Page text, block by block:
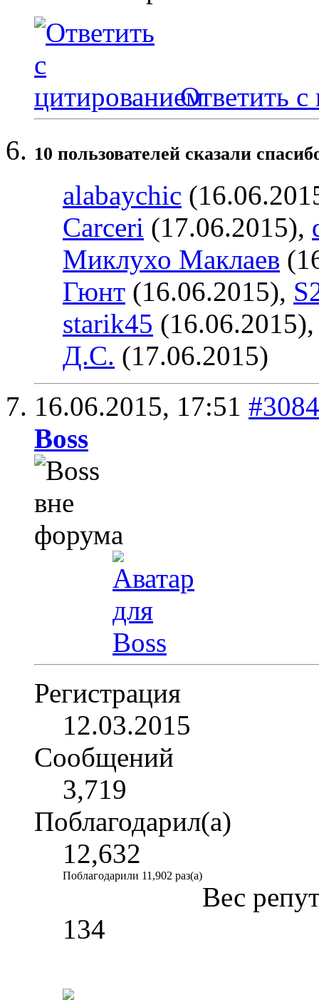
Ответить с
10 пользователей сказали
alabaychic
Carceri (17.06.2015),
Миклухо Маклаев
Гюнт (16.06.2015),
starik45
Д.С. (17.06.2015)
16.06.2015, 17:51 #3084
Boss
Регистрация
12.03.2015
Сообщений
3,719
Поблагодарил(а)
12,632
Поблагодарили 11,902 раз(а)
Вес
134